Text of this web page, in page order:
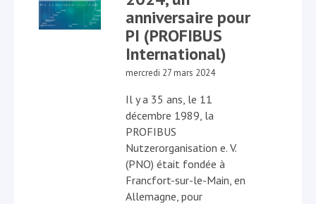
anniversaire pour
PI (PROFIBUS
International)
mercredi 27 mars 2024
Il y a 35 ans, le 11
décembre 1989, la
PROFIBUS
Nutzerorganisation e. V.
(PNO) était fondée à
Francfort-sur-le-Main, en
Allemagne, pour